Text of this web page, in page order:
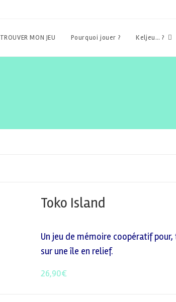
TROUVER MON JEU Pourquoi jouer ? Keljeu… ?
Toko Island
Un jeu de mémoire coopératif
sur une île en relief.
26,90€